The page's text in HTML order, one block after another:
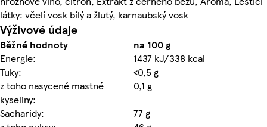
látky: včelí vosk bílý a žlutý, karnaubský vosk
Výživové údaje
Běžné hodnoty
na 100 g
Energie:
1437 kJ/338 kcal
Tuky:
<0,5 g
z toho nasycené mastné
kyseliny:
0,1 g
Sacharidy:
77 g